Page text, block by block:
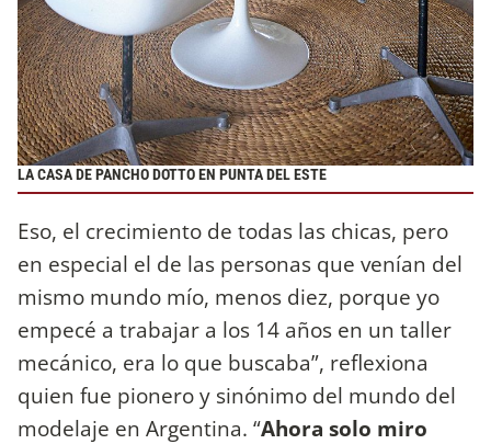
LA CASA DE PANCHO DOTTO EN PUNTA DEL ESTE
Eso, el crecimiento de todas las chicas, pero
en especial el de las personas que venían del
mismo mundo mío, menos diez, porque yo
empecé a trabajar a los 14 años en un taller
mecánico, era lo que buscaba”, reflexiona
quien fue pionero y sinónimo del mundo del
modelaje en Argentina. “Ahora solo miro